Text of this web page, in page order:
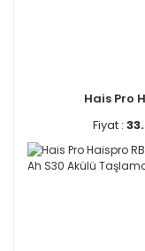
Hais Pro
Fiyat :